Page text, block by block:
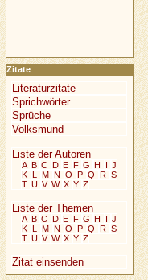
Zitate
Literaturzitate
Sprichwörter
Sprüche
Volksmund
Liste der Autoren
A B C D E F G H I J
K L M N O P Q R S
T U V W X Y Z
Liste der Themen
A B C D E F G H I J
K L M N O P Q R S
T U V W X Y Z
Zitat einsenden